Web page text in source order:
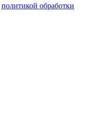
политикой обработки